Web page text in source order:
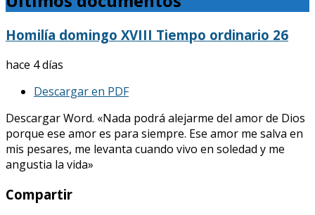
Homilía domingo XVIII Tiempo ordinario 26
hace 4 días
Descargar en PDF
Descargar Word. «Nada podrá alejarme del amor de Dios
porque ese amor es para siempre. Ese amor me salva en
mis pesares, me levanta cuando vivo en soledad y me
angustia la vida»
Compartir